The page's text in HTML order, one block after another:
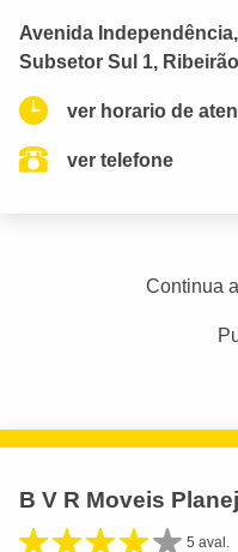
Avenida
Subsetor Sul 1,
ver horario de
ver telefone
Continua
B V R Moveis
5 aval.